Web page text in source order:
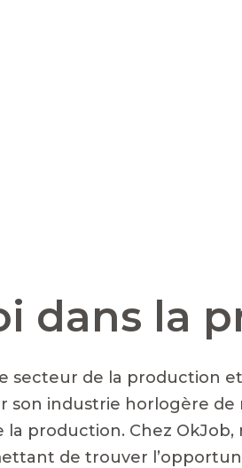
dans la
secteur de la production
son industrie horlogère
production. Chez
de trouver